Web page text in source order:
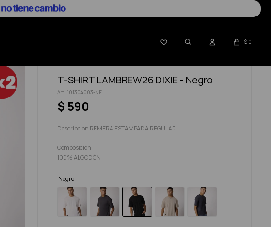
 $ 0
T-SHIRT LAMBREW26 DIXIE - Negro
101304003-NE
$ 590
Descripcion REMERA ESTAMPADA REGULAR
Composición
100% ALGODÓN
Negro